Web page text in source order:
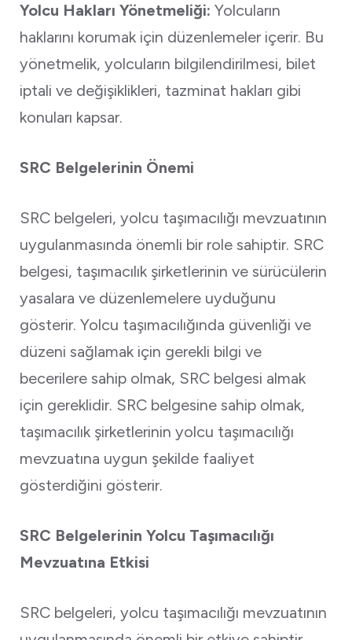
Yolcu Hakları Yönetmeliği: Yolcuların
haklarını korumak için düzenlemeler içerir. Bu
yönetmelik, yolcuların bilgilendirilmesi, bilet
iptali ve değişiklikleri, tazminat hakları gibi
konuları kapsar.
SRC Belgelerinin Önemi
SRC belgeleri, yolcu taşımacılığı mevzuatının
uygulanmasında önemli bir role sahiptir. SRC
belgesi, taşımacılık şirketlerinin ve sürücülerin
yasalara ve düzenlemelere uyduğunu
gösterir. Yolcu taşımacılığında güvenliği ve
düzeni sağlamak için gerekli bilgi ve
becerilere sahip olmak, SRC belgesi almak
için gereklidir. SRC belgesine sahip olmak,
taşımacılık şirketlerinin yolcu taşımacılığı
mevzuatına uygun şekilde faaliyet
gösterdiğini gösterir.
SRC Belgelerinin Yolcu Taşımacılığı
Mevzuatına Etkisi
SRC belgeleri, yolcu taşımacılığı mevzuatının